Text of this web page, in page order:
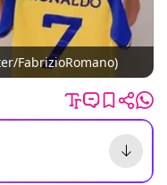
FabrizioRomano)